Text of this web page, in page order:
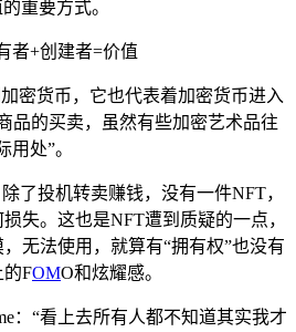
重要方式。
者+创建者=价值
密货币，它也代表着加密货币进入
的买卖，虽然有些加密艺术品往
处”。
了投机转卖赚钱，没有一件NFT，
失。这也是NFT遭到质疑的一点，
无法使用，就算有“拥有权”也没有
的FOMO和炫耀感。
：“看上去所有人都不知道其实我才